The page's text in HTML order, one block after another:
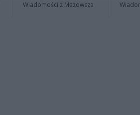
Wiadomości z Mazowsza